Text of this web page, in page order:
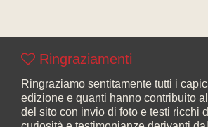
Ringraziamenti
Ringraziamo sentitamente tutti i
edizione e quanti hanno contribuito
del sito con invio di foto e testi ricchi